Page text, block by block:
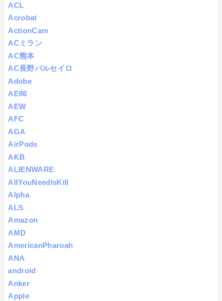
ACL
Acrobat
ActionCam
ACミラン
AC熊本
AC長野パルセイロ
Adobe
AE86
AEW
AFC
AGA
AirPods
AKB
ALIENWARE
AllYouNeedIsKill
Alpha
ALS
Amazon
AMD
AmericanPharoah
ANA
android
Anker
Apple